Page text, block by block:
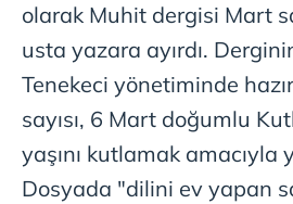
olarak Muhit dergisi Mart
usta yazara ayırdı.
Tenekeci yönetiminde
sayısı, 6 Mart doğumlu
yaşını kutlamak amacıyla
Dosyada "dilini ev yapan